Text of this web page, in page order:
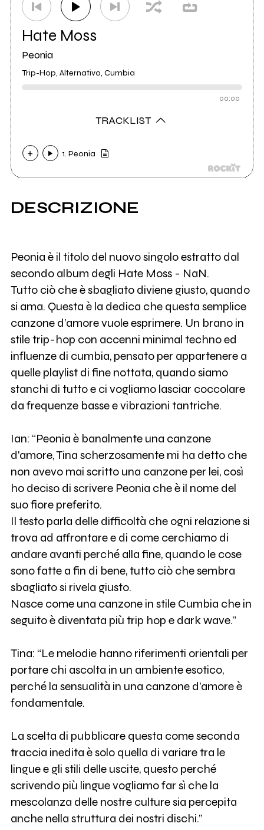
Hate Moss
Peonia
Trip-Hop, Alternativo, Cumbia
00:00
TRACKLIST
1. Peonia
DESCRIZIONE
Peonia è il titolo del nuovo singolo estratto dal
secondo album degli Hate Moss - NaN.
Tutto ciò che è sbagliato diviene giusto, quando
si ama. Questa è la dedica che questa semplice
canzone d’amore vuole esprimere. Un brano in
stile trip-hop con accenni minimal techno ed
influenze di cumbia, pensato per appartenere a
quelle playlist di fine nottata, quando siamo
stanchi di tutto e ci vogliamo lasciar coccolare
da frequenze basse e vibrazioni tantriche.
Ian: “Peonia è banalmente una canzone
d'amore, Tina scherzosamente mi ha detto che
non avevo mai scritto una canzone per lei, così
ho deciso di scrivere Peonia che è il nome del
suo fiore preferito.
Il testo parla delle difficoltà che ogni relazione si
trova ad affrontare e di come cerchiamo di
andare avanti perché alla fine, quando le cose
sono fatte a fin di bene, tutto ciò che sembra
sbagliato si rivela giusto.
Nasce come una canzone in stile Cumbia che in
seguito è diventata più trip hop e dark wave.”
Tina: “Le melodie hanno riferimenti orientali per
portare chi ascolta in un ambiente esotico,
perché la sensualità in una canzone d'amore è
fondamentale.
La scelta di pubblicare questa come seconda
traccia inedita è solo quella di variare tra le
lingue e gli stili delle uscite, questo perché
scrivendo più lingue vogliamo far sì che la
mescolanza delle nostre culture sia percepita
anche nella struttura dei nostri dischi.”